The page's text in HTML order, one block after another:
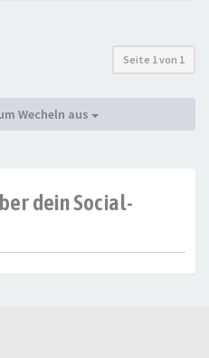
Seite 1von 1
Wecheln aus
dein Social-